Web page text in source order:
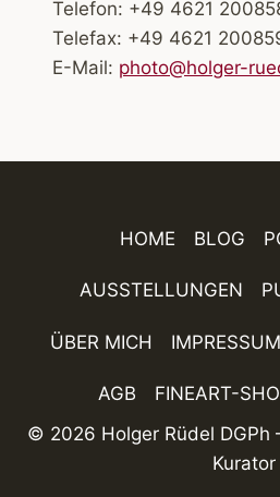
Telefon: +49 4621
Telefax: +49 4621
E-Mail: photo@holger-
HOME BLOG
AUSSTELLUNGEN
ÜBER MICH IMPRESSUM
AGB FINEART-
© 2026 Holger Rüdel DGPh
Kurator